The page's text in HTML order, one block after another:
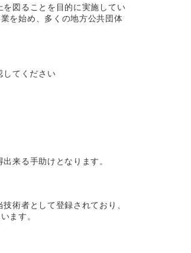
図ることを目的に実施してい
を始め、多くの地方公共団体
してください
来る手助けとなります。
術者として登録されており、
ます。